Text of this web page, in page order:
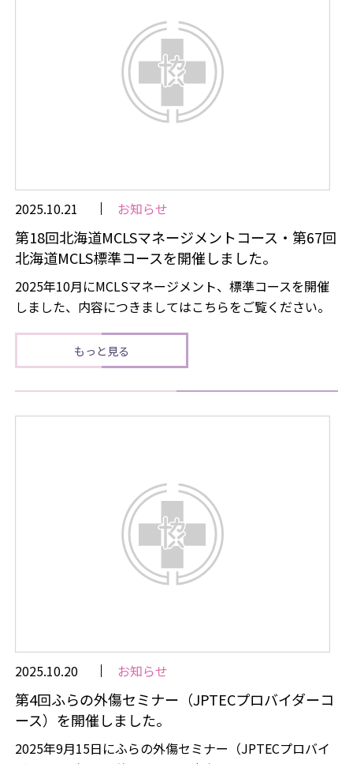
2025.10.21 お知らせ
第18回北海道MCLSマネージメントコース・第67回
北海道MCLS標準コースを開催しました。
2025年10月にMCLSマネージメント、標準コースを開催
しました、内容につきましてはこちらをご覧ください。
もっと見る
2025.10.20 お知らせ
第4回ふらの外傷セミナー（JPTECプロバイダーコ
ース）を開催しました。
2025年9月15日にふらの外傷セミナー（JPTECプロバイ